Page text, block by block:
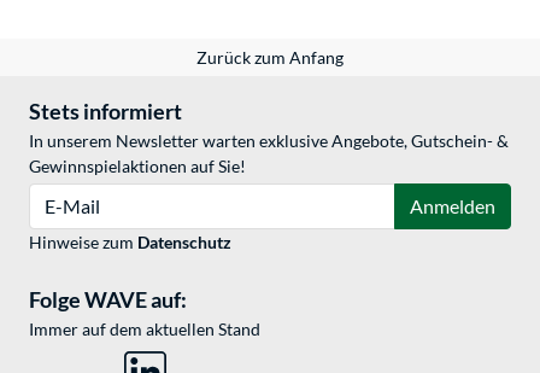
Zurück zum Anfang
Stets informiert
In unserem Newsletter warten exklusive Angebote, Gutschein- &
Gewinnspielaktionen auf Sie!
Anmelden
Hinweise zum Datenschutz
Folge WAVE auf:
Immer auf dem aktuellen Stand